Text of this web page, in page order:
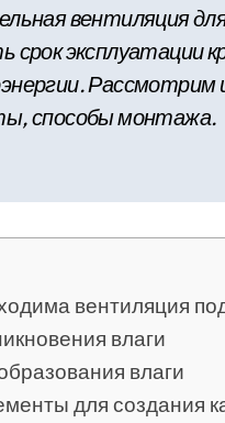
вентиляция
срок эксплуатации
способы монтажа.
вентиляция
влаги
влаги
для создания